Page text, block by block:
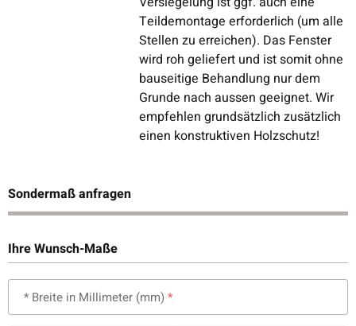
Teildemontage erforderlich (um alle
Stellen zu erreichen). Das Fenster
wird roh geliefert und ist somit ohne
bauseitige Behandlung nur dem
Grunde nach aussen geeignet. Wir
empfehlen grundsätzlich zusätzlich
einen konstruktiven Holzschutz!
Sondermaß anfragen
Ihre Wunsch-Maße
* Breite in Millimeter (mm)